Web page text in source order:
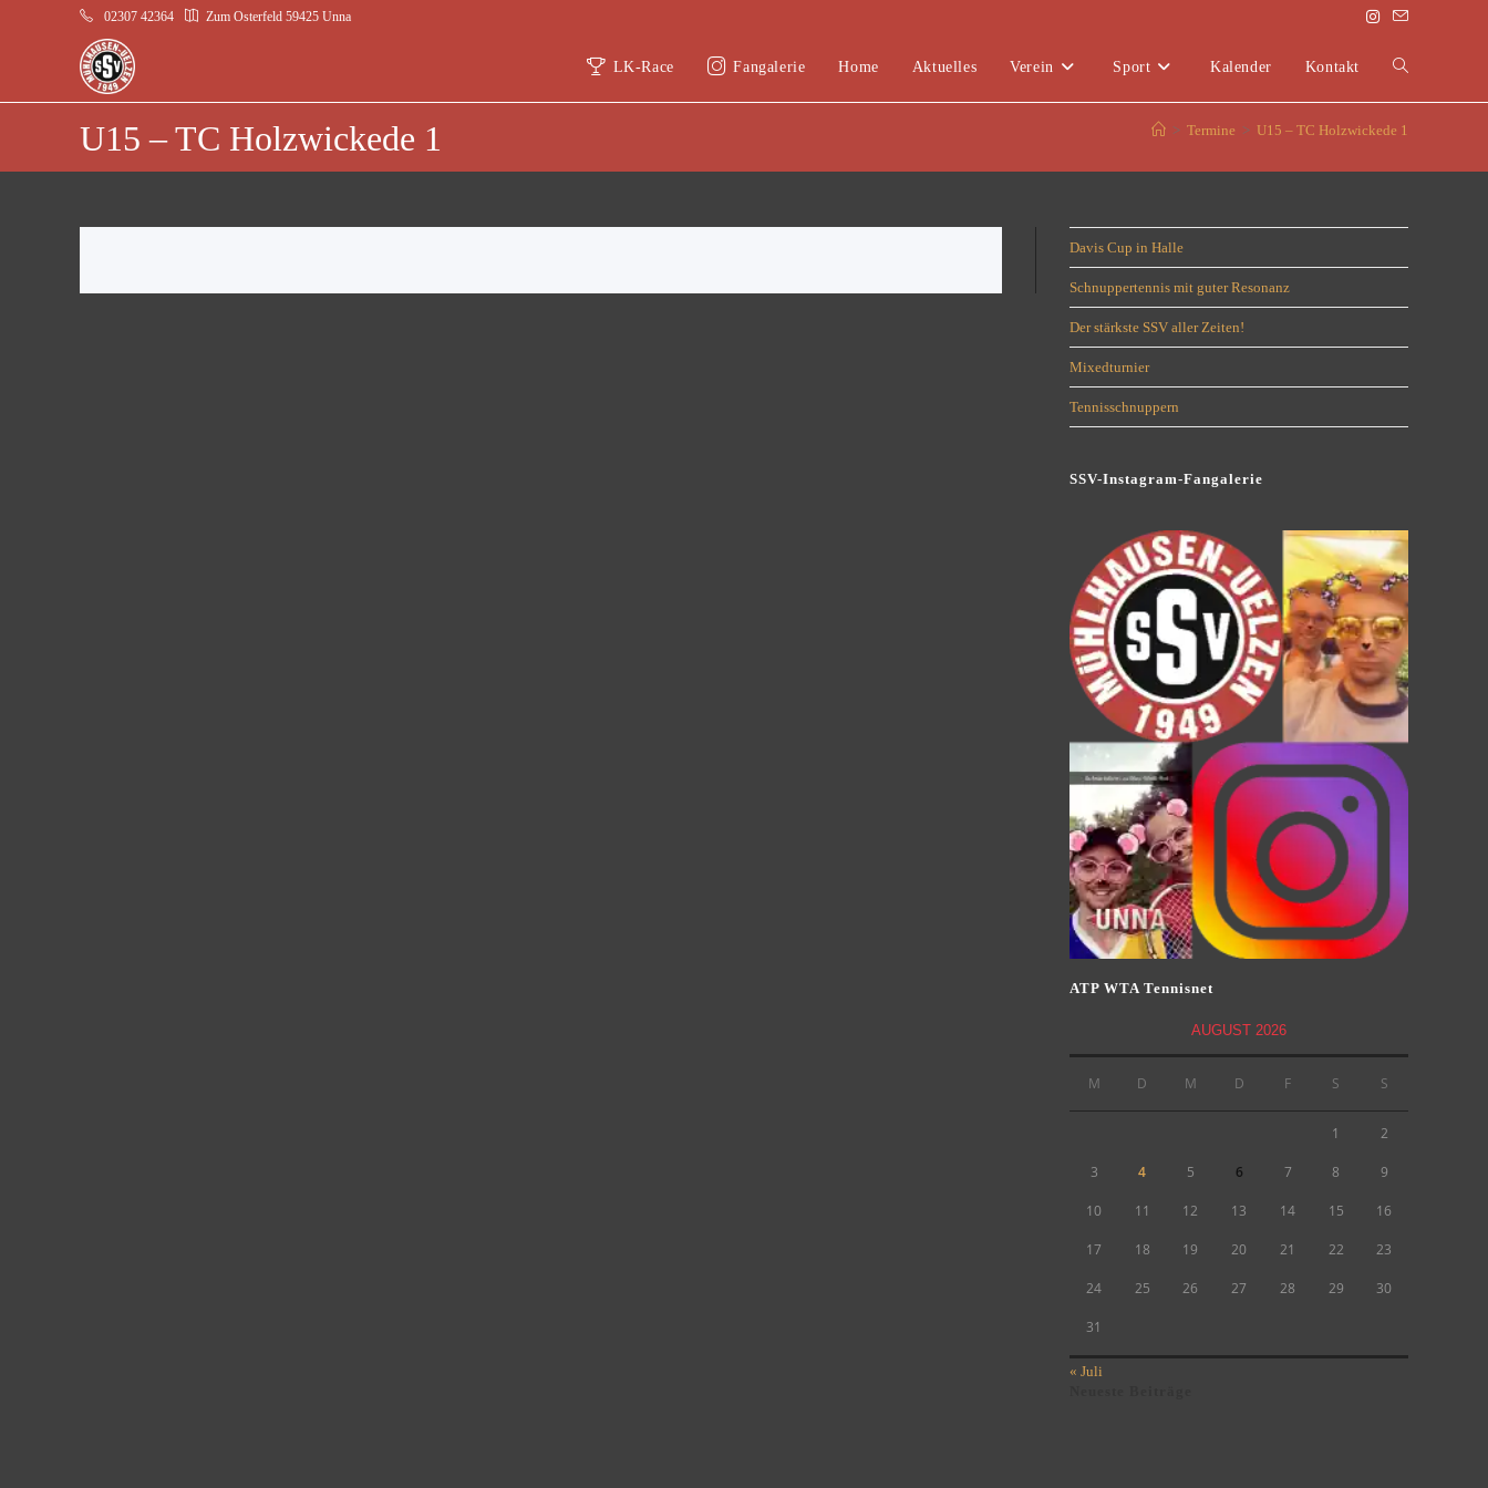
02307 42364 Zum Osterfeld 59425 Unna
LK-Race Fangalerie Home Aktuelles Verein Sport Kalender Kontakt
U15 – TC Holzwickede 1 > Termine > U15 – TC Holzwickede 1
Davis Cup in Halle
Schnuppertennis mit guter Resonanz
Der stärkste SSV aller Zeiten!
Mixedturnier
Tennisschnuppern
SSV-Instagram-Fangalerie
ATP WTA Tennisnet
AUGUST 2026
M D M D F S S
1 2
3 4 5 6 7 8 9
10 11 12 13 14 15 16
17 18 19 20 21 22 23
24 25 26 27 28 29 30
31
« Juli